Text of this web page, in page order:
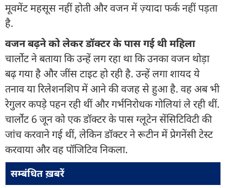
मूवमेंट महसूस नहीं होती और वजन में ज़्यादा फर्क नहीं पड़ता
है.
वजन बढ़ने को लेकर डॉक्टर के पास गई थी महिला
चार्लोट ने बताया कि उन्हें लग रहा था कि उनका वजन थोड़ा
बढ़ गया है और जींस टाइट हो रही है. उन्हें लगा शायद ये
तनाव या रिलेशनशिप में आने की वजह से हुआ है. वह अब भी
रेगुलर कपड़े पहन रही थीं और गर्भनिरोधक गोलियां ले रही थीं.
चार्लोट 6 जून को एक डॉक्टर के पास ग्लूटेन सेंसिटिविटी की
जांच करवाने गई थीं, लेकिन डॉक्टर ने रूटीन में प्रेगनेंसी टेस्ट
करवाया और वह पॉजिटिव निकला.
सम्बंधित ख़बरें